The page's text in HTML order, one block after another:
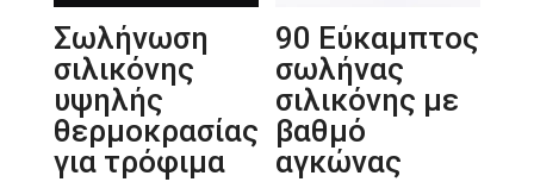
Σωλήνωση
σιλικόνης
υψηλής
θερμοκρασίας
για τρόφιμα
90 Εύκαμπτος
σωλήνας
σιλικόνης με
βαθμό
αγκώνας